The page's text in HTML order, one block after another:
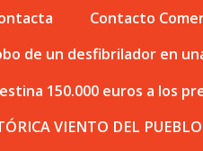
Contacto
de un desfibrilador en
150.000 euros a los
VIENTO DEL